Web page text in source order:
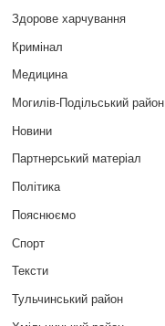
Здорове харчування
Кримінал
Медицина
Могилів-Подільський район
Новини
Партнерський матеріал
Політика
Пояснюємо
Спорт
Тексти
Тульчинський район